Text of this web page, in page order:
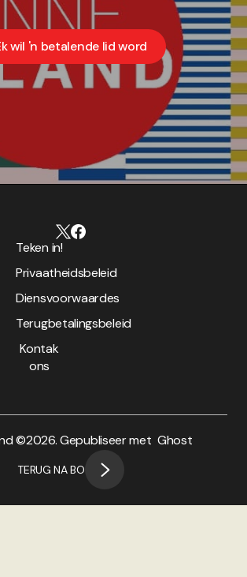
wil 'n betalende lid word
Teken in!
Privaatheidsbeleid
Diensvoorwaardes
Terugbetalingsbeleid
Kontak
ons
©2026. Gepubliseer met Ghost
TERUG NA BO